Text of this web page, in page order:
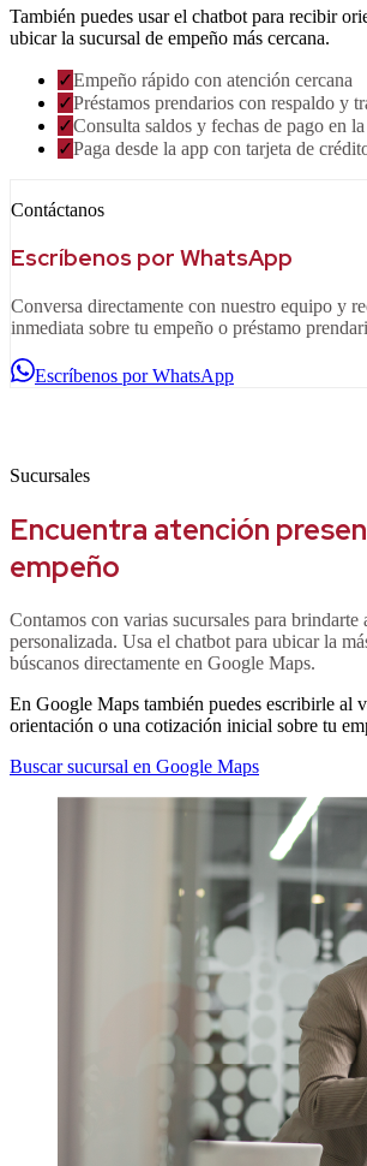
También puedes usar el chatbot para recibir
ubicar la sucursal de empeño más cercana.
✓Empeño rápido con atención cercana
✓Préstamos prendarios con respaldo y
✓Consulta saldos y fechas de pago en
✓Paga desde la app con tarjeta de
Contáctanos
Escríbenos por WhatsApp
Conversa directamente con nuestro equipo y
inmediata sobre tu empeño o préstamo
Escríbenos por WhatsApp
Sucursales
Encuentra atención
empeño
Contamos con varias sucursales para brindarte
personalizada. Usa el chatbot para ubicar la
búscanos directamente en Google Maps.
En Google Maps también puedes escribirle al
orientación o una cotización inicial sobre tu
Buscar sucursal en Google Maps